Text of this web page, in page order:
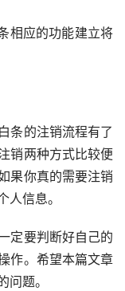
相应的功能建立将
条的注销流程有了
销两种方式比较便
果你真的需要注销
信息。
定要判断好自己的
作。希望本篇文章
题。